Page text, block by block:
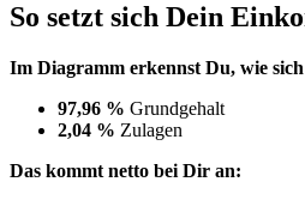
So setzt sich Dein
Im Diagramm erkennst Du, wie
97,96 % Grundgehalt
2,04 % Zulagen
Das kommt netto bei Dir an: